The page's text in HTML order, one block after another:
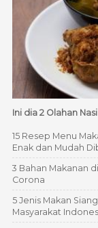
Ini dia 2 Olahan
15 Resep Menu
Enak dan Mudah
3 Bahan Makanan
Corona
5 Jenis Makan
Masyarakat